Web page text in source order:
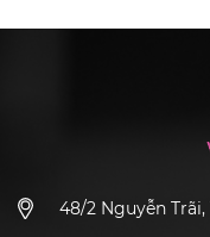
48/2 Nguyễn Trãi,